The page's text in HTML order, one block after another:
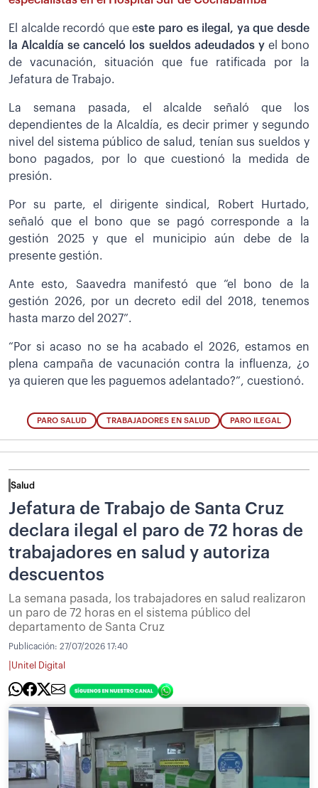
El alcalde recordó que este paro es ilegal, ya que desde
la Alcaldía se canceló los sueldos adeudados yel bono
de vacunación, situación que fue ratificada por la
Jefatura de Trabajo.
La semana pasada, el alcalde señaló que los
dependientes de la Alcaldía, es decir primer y segundo
nivel del sistema público de salud, tenían sus sueldos y
bono pagados, por lo que cuestionó la medida de
presión.
Por su parte, el dirigente sindical, Robert Hurtado,
señaló que el bono que se pagó corresponde a la
gestión 2025 y que el municipio aún debe de la
presente gestión.
Ante esto, Saavedra manifestó que “el bono de la
gestión 2026, por un decreto edil del 2018, tenemos
hasta marzo del 2027”.
“Por si acaso no se ha acabado el 2026, estamos en
plena campaña de vacunación contra la influenza, ¿o
ya quieren que les paguemos adelantado?”, cuestionó.
PARO SALUD TRABAJADORES EN SALUD PARO ILEGAL
Salud
Jefatura de Trabajo de Santa Cruz
declara ilegal el paro de 72 horas de
trabajadores en salud y autoriza
descuentos
La semana pasada, los trabajadores en salud realizaron
un paro de 72 horas en el sistema público del
departamento de Santa Cruz
Publicación: 27/07/2026 17:40
Unitel Digital